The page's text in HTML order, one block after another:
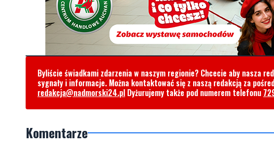
Byliście świadkami zdarzenia w naszym regionie? Chcecie aby nasza
sygnały i informacje. Można kontaktować się z naszą redakcją za
redakcja@nadmorski24.pl Dyżurujemy także pod numerem telefonu
Komentarze